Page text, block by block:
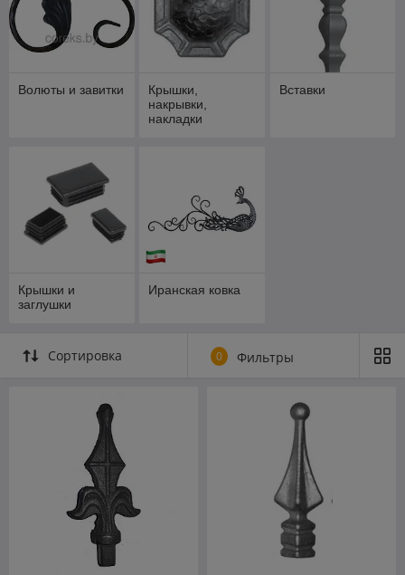
Волюты и завитки
Крышки,
накрывки,
накладки
Вставки
Крышки и
заглушки
Иранская ковка
Сортировка 0 Фильтры